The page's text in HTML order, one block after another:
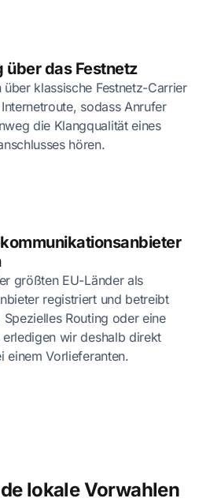
über das Festnetz
klassische Festnetz-Carrier
sodass Anrufer
die Klangqualität eines
hören.
größten EU-Länder als
registriert und betreibt
Routing oder eine
wir deshalb direkt
einem Vorlieferanten.
lokale Vorwahlen